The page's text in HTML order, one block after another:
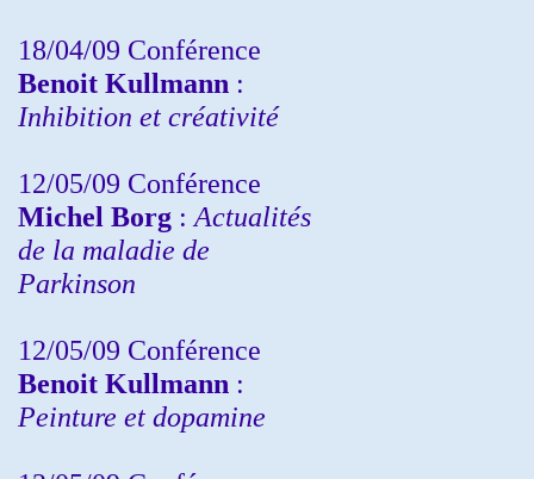
18/04/09 Conférence
Benoit Kullmann :
Inhibition et créativité
12/05/09 Conférence
Michel Borg : Actualités
de la maladie de
Parkinson
12/05/09 Conférence
Benoit Kullmann :
Peinture et dopamine